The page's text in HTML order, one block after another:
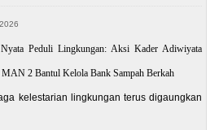
Peduli Lingkungan: Aksi Kader Adiwiyata
2 Bantul Kelola Bank Sampah Berkah
kelestarian lingkungan terus digaungkan